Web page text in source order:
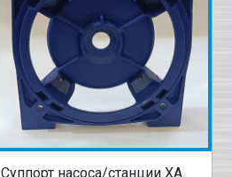
Суппорт насоса/станции ХА